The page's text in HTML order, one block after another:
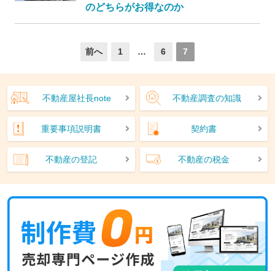
のどちらがお得なのか
前へ 1 … 6 7
不動産屋社長note 不動産調査の知識
重要事項説明書 契約書
不動産の登記 不動産の税金